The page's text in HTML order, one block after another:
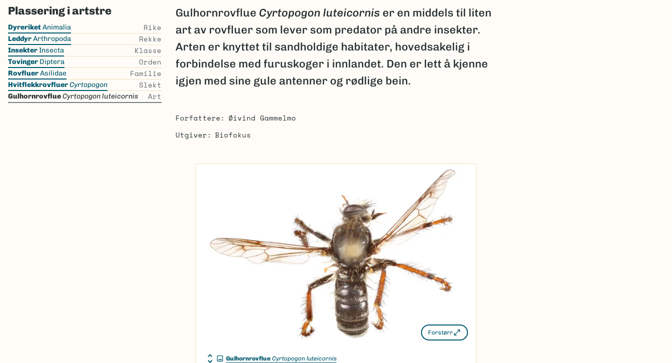
Plassering i artstre
Skip
the
list
DyreriketAnimalia Rike
LeddyrArthropoda Rekke
InsekterInsecta Klasse
Tovinger Diptera Orden
RovfluerAsilidae Familie
HvitflekkrovfluerCyrtopogon Slekt
GulhornrovflueCyrtopogon luteicornis Art
Gulhornrovflue Cyrtopogon luteicornis er en middels til liten
art av rovfluer som lever som predator på andre insekter.
Arten er knyttet til sandholdige habitater, hovedsakelig i
forbindelse med furuskoger i innlandet. Den er lett å kjenne
igjen med sine gule antenner og rødlige bein.
Forfattere
Øivind Gammelmo
Utgiver
Biofokus
Forstørr
Gulhornrovflue Cyrtopogon luteicornis